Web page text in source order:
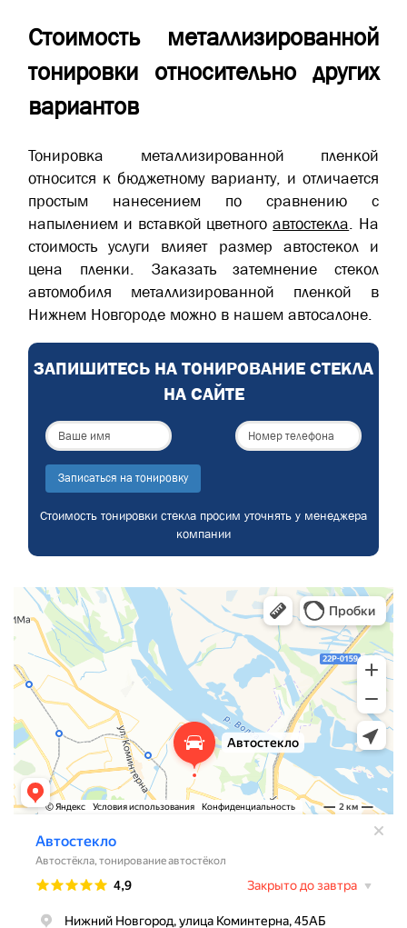
Стоимость металлизированной
тонировки относительно других
вариантов
Тонировка металлизированной пленкой
относится к бюджетному варианту, и отличается
простым нанесением по сравнению с
напылением и вставкой цветногоавтостекла. На
стоимость услуги влияет размер автостекол и
цена пленки. Заказать затемнение стекол
автомобиля металлизированной пленкой в
Нижнем Новгороде можно в нашем автосалоне.
ЗАПИШИТЕСЬ НА ТОНИРОВАНИЕ СТЕКЛА
НА САЙТЕ
Записаться на тонировку
Стоимость тонировки стекла просим уточнять у менеджера
компании